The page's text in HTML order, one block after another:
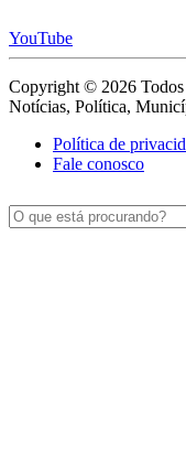
YouTube
Copyright © 2026 Todos
Notícias, Política,
Política de
Fale conosco